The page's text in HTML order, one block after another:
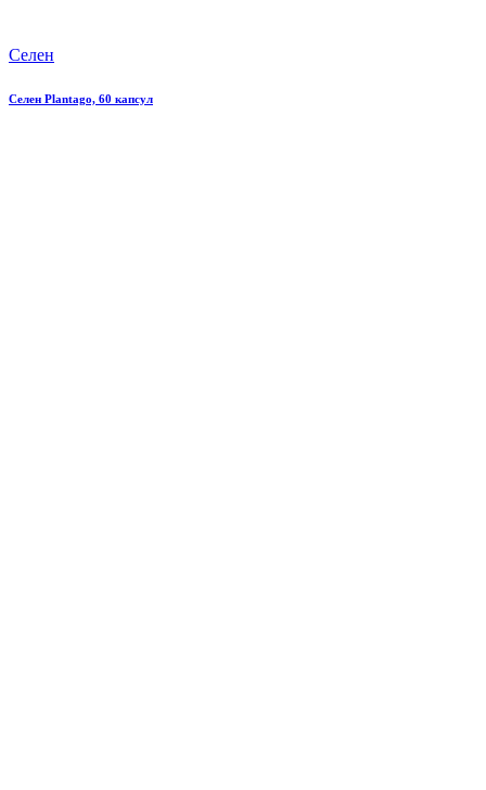
Селен
Селен Plantago, 60 капсул